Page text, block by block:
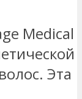
Medical
Эта